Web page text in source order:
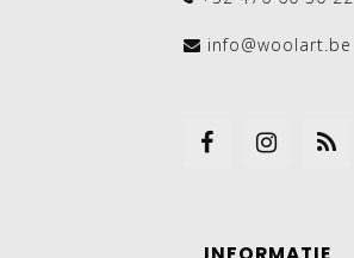
info@woolart.be